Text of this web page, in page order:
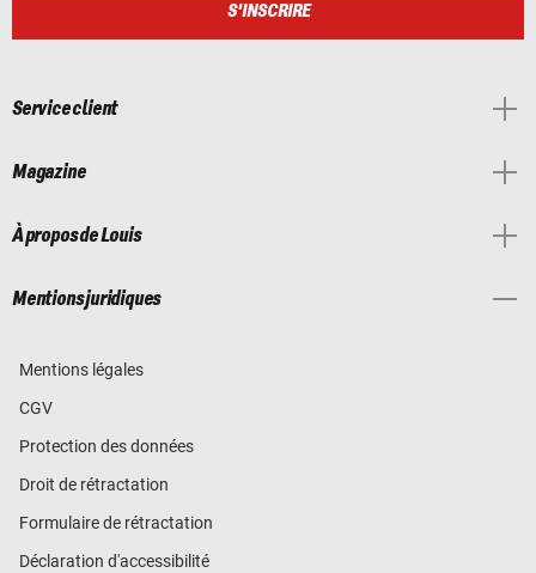
S'INSCRIRE
Service client
Magazine
À propos de Louis
Mentions juridiques
Mentions légales
CGV
Protection des données
Droit de rétractation
Formulaire de rétractation
Déclaration d'accessibilité